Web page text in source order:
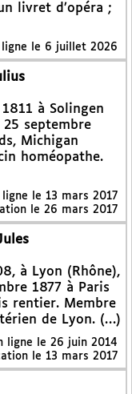
livret d’opéra ;
le 6 juillet 2026
à Solingen
25 septembre
Michigan
homéopathe.
le 13 mars 2017
le 26 mars 2017
à Lyon (Rhône),
1877 à Paris
rentier. Membre
de Lyon. (…)
ligne le 26 juin 2014
le 13 mars 2017